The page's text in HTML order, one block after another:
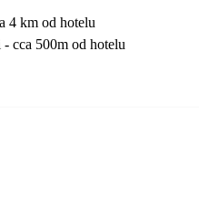
4 km od hotelu
cca 500m od hotelu